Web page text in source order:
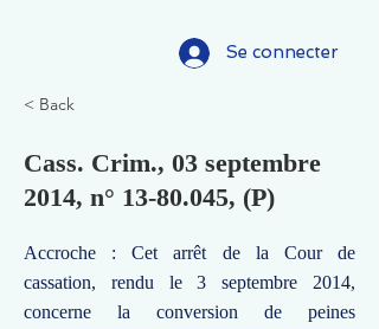
Se connecter
< Back
Cass. Crim., 03 septembre
2014, n° 13-80.045, (P)
Accroche : Cet arrêt de la Cour de
cassation, rendu le 3 septembre 2014,
concerne la conversion de peines